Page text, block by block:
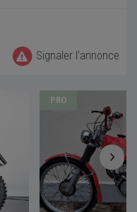
Signaler l'annonce
PRO